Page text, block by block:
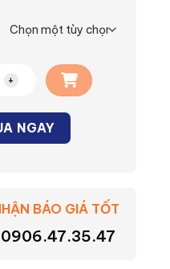
dây ngoài trời Nanoco
NGAY
BÁO GIÁ TỐT
0906.47.35.47